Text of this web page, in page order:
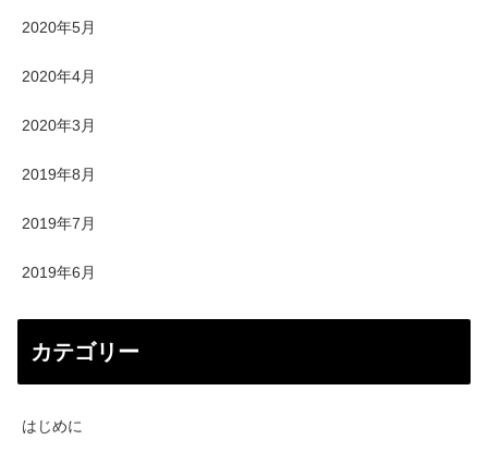
2020年5月
2020年4月
2020年3月
2019年8月
2019年7月
2019年6月
カテゴリー
はじめに